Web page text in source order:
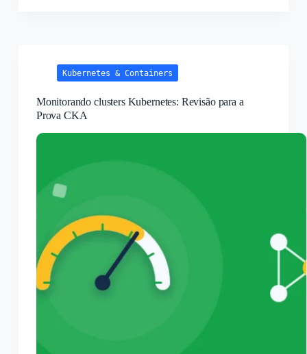
Kubernetes & Containers
Monitorando clusters Kubernetes: Revisão para a
Prova CKA